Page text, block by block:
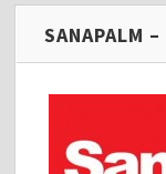
SANAPALM